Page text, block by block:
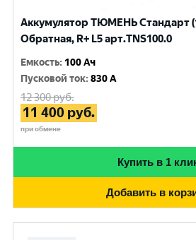
Аккумулятор ТЮМЕНЬ Стандарт
Обратная, R+ L5 арт.TNS100.0
Емкость: 100 Ач
Пусковой ток:830 A
12 300руб.
11 400 руб.
при обмене
Купить в 1
Добавить в